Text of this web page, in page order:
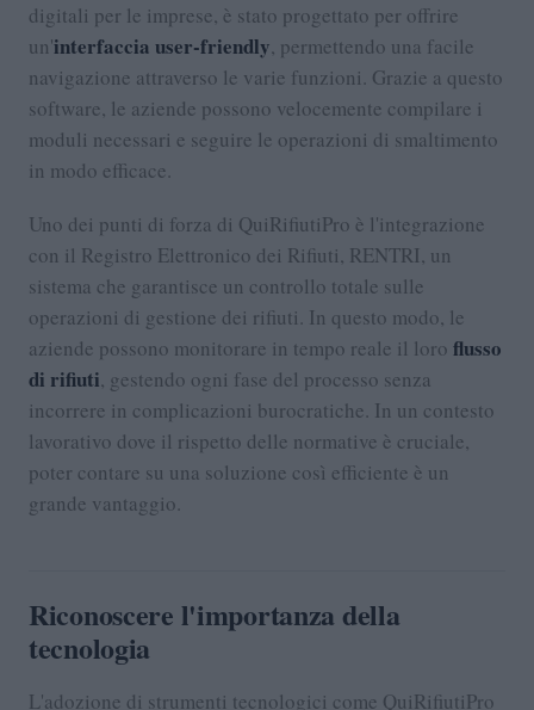
digitali per le imprese, è stato progettato per offrire
un'interfaccia user-friendly, permettendo una facile
navigazione attraverso le varie funzioni. Grazie a questo
software, le aziende possono velocemente compilare i
moduli necessari e seguire le operazioni di smaltimento
in modo efficace.
Uno dei punti di forza di QuiRifiutiPro è l'integrazione
con il Registro Elettronico dei Rifiuti, RENTRI, un
sistema che garantisce un controllo totale sulle
operazioni di gestione dei rifiuti. In questo modo, le
aziende possono monitorare in tempo reale il loro flusso
di rifiuti, gestendo ogni fase del processo senza
incorrere in complicazioni burocratiche. In un contesto
lavorativo dove il rispetto delle normative è cruciale,
poter contare su una soluzione così efficiente è un
grande vantaggio.
Riconoscere l'importanza della
tecnologia
L'adozione di strumenti tecnologici come QuiRifiutiPro